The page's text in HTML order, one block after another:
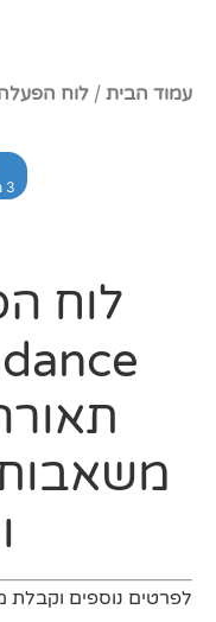
עמוד הבית / לוח
3 מוצרים משלוח חינם
לוח
לפרטים נוספים וקבלת